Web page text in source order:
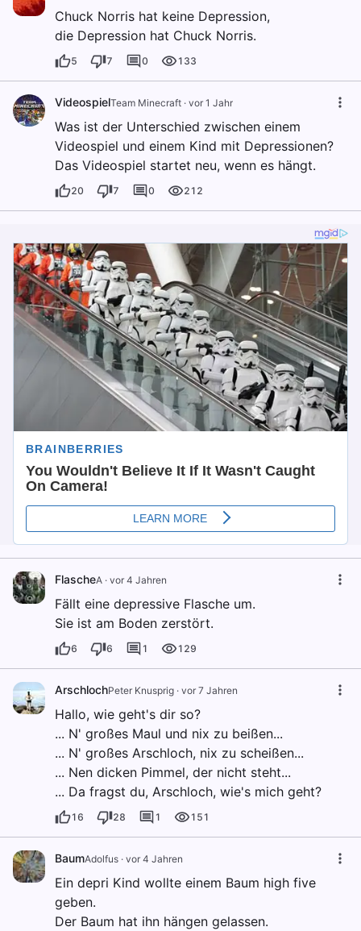
Chuck Norris hat keine Depression,
die Depression hat Chuck Norris.
5 7 0 133
VideospielTeam Minecraft · vor 1 Jahr
Was ist der Unterschied zwischen einem
Videospiel und einem Kind mit Depressionen?
Das Videospiel startet neu, wenn es hängt.
20 7 0 212
FlascheA · vor 4 Jahren
Fällt eine depressive Flasche um.
Sie ist am Boden zerstört.
6 6 1 129
ArschlochPeter Knusprig · vor 7 Jahren
Hallo, wie geht's dir so?
... N' großes Maul und nix zu beißen...
... N' großes Arschloch, nix zu scheißen...
... Nen dicken Pimmel, der nicht steht...
... Da fragst du, Arschloch, wie's mich geht?
16 28 1 151
BaumAdolfus · vor 4 Jahren
Ein depri Kind wollte einem Baum high five
geben.
Der Baum hat ihn hängen gelassen.